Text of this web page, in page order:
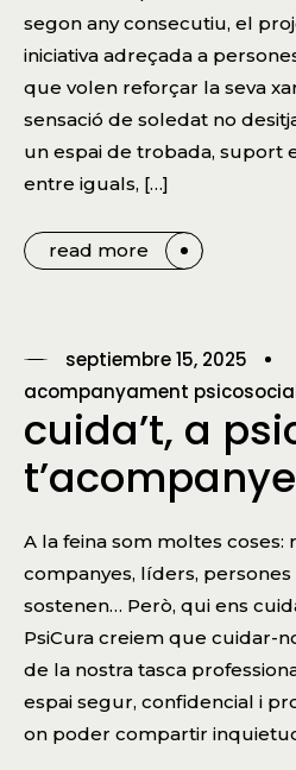
segon any consecutiu, el
iniciativa adreçada a
que volen reforçar la seva
sensació de soledat no
un espai de trobada, suport
entre iguals, […]
read more
septiembre 15, 2025
acompanyament
cuida’t, a
A la feina som moltes coses:
companyes, líders,
sostenen… Però, qui ens
PsiCura creiem que cuidar-
de la nostra tasca
espai segur, confidencial i
on poder compartir